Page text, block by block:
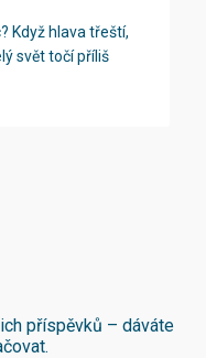
Když hlava třeští,
svět točí příliš
příspěvků – dáváte